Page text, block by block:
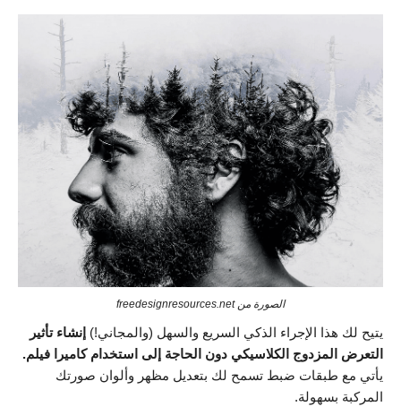
الصورة من freedesignresources.net
يتيح لك هذا الإجراء الذكي السريع والسهل (والمجاني!) إنشاء تأثير
التعرض المزدوج الكلاسيكي دون الحاجة إلى استخدام كاميرا فيلم.
يأتي مع طبقات ضبط تسمح لك بتعديل مظهر وألوان صورتك
المركبة بسهولة.